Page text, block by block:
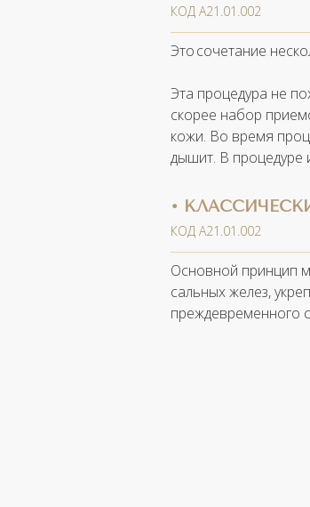
КОД А21.01.002
Это сочетание
Эта процедура не
скорее набор
кожи. Во время
дышит. В процедуре
•
КОД А21.01.002
Основной принцип
сальных желез,
преждевременного